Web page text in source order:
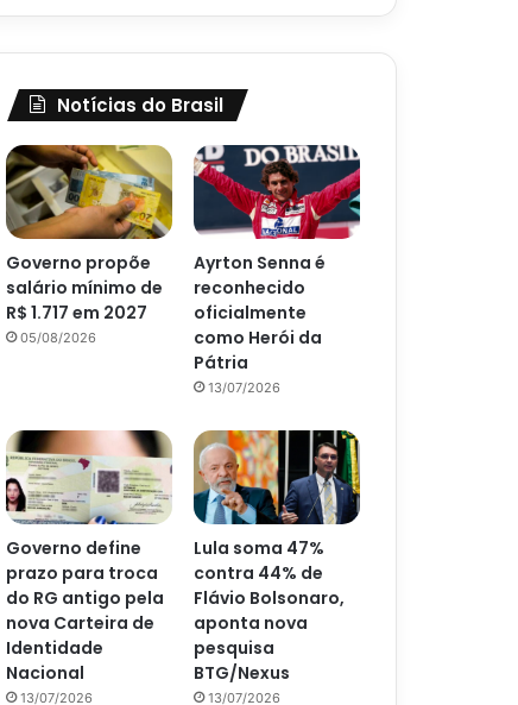
Notícias do Brasil
Governo propõe
salário mínimo de
R$ 1.717 em 2027
05/08/2026
Ayrton Senna é
reconhecido
oficialmente
como Herói da
Pátria
13/07/2026
Governo define
prazo para troca
do RG antigo pela
nova Carteira de
Identidade
Nacional
13/07/2026
Lula soma 47%
contra 44% de
Flávio Bolsonaro,
aponta nova
pesquisa
BTG/Nexus
13/07/2026